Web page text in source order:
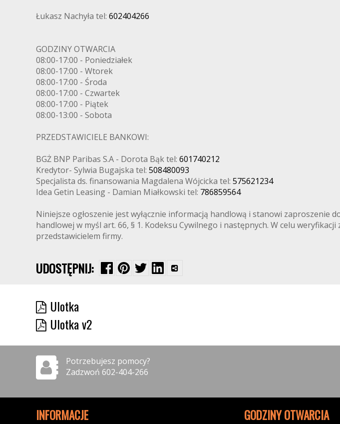
Łukasz Nachyła tel: 602404266
GODZINY OTWARCIA
08:00-17:00 - Poniedziałek
08:00-17:00 - Wtorek
08:00-17:00 - Środa
08:00-17:00 - Czwartek
08:00-17:00 - Piątek
08:00-13:00 - Sobota
PRZEDSTAWICIELE BANKOWI:
BGŻ BNP Paribas S.A - Dorota Bąk tel: 601740212
Kredytor- Sylwia Bugajska tel: 508480093
Specjalista ds. finansowania Magdalena Wójcicka tel: 575621234
Idea Getin Leasing - Damian Miałkowski tel: 786859564
Niniejsze ogłoszenie jest wyłącznie informacją handlową i stanowi
handlowej w myśl art. 66, § 1. Kodeksu Cywilnego i następnych. W celu
przedstawicielem firmy.
UDOSTĘPNIJ:
Ulotka
Ulotka v2
Potrzebujesz pomocy?
Zadzwoń 602-404-266
INFORMACJE GODZINY OTWARCIA